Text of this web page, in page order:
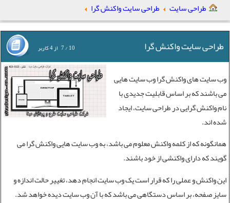
طراحی سایت طراحی سایت واکنش گرا
طراحی سایت واکنش گرا 7/10 از4کاربر
وب سایت های واکنش گرا وب سایت هایی
می باشند که بر اساس قابلیت جدیدی با
نام واکنش گرایی درطراحی سایت، ایجاد
شده اند.
همانگونه که از کلمه واکنش معلوم می باشد، به وب سایت هایی واکنش گرا می
گویند که دارای واکنشی از خود باشند.
این واکنش و عملی را که قرار است یک وب سایت انجام دهد، تغییر حالت اندازه و
سایز صفحه، بر اساس دستگاهی می باشد که با آن وب سایت دیده خواهد شد.